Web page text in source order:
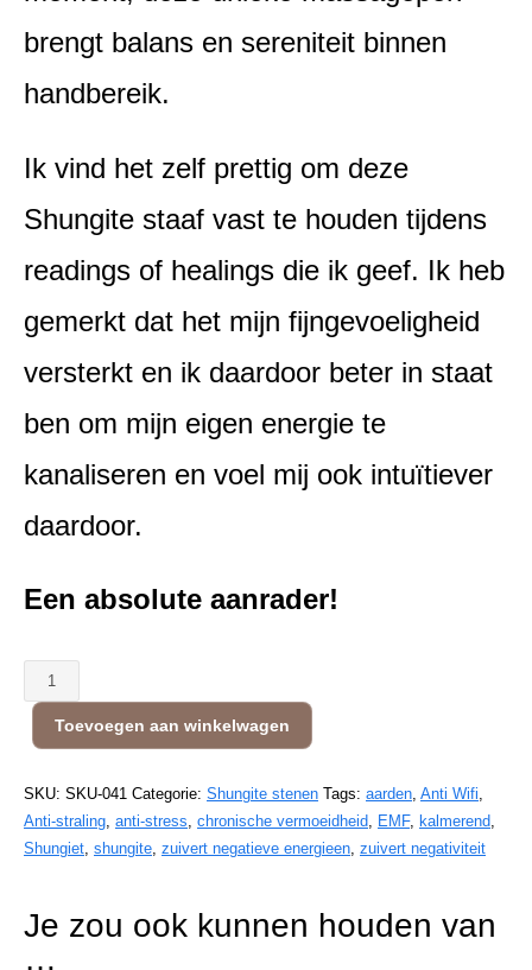
brengt balans en sereniteit binnen
handbereik.
Ik vind het zelf prettig om deze
Shungite staaf vast te houden tijdens
readings of healings die ik geef. Ik heb
gemerkt dat het mijn fijngevoeligheid
versterkt en ik daardoor beter in staat
ben om mijn eigen energie te
kanaliseren en voel mij ook intuïtiever
daardoor.
Een absolute aanrader!
Massage
pen
aantalToevoegen aan winkelwagen
SKU: SKU-041 Categorie: Shungite stenen Tags: aarden, Anti Wifi,
Anti-straling, anti-stress, chronische vermoeidheid, EMF, kalmerend,
Shungiet, shungite, zuivert negatieve energieen, zuivert negativiteit
Je zou ook kunnen houden van
…